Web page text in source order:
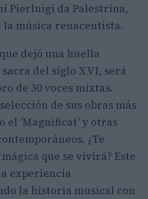
Pierluigi da Palestrina,
música renacentista.
dejó una huella
del siglo XVI, será
de 30 voces mixtas.
de sus obras más
el ‘Magnificat’ y otras
¿Te
que se vivirá? Este
experiencia
la historia musical con